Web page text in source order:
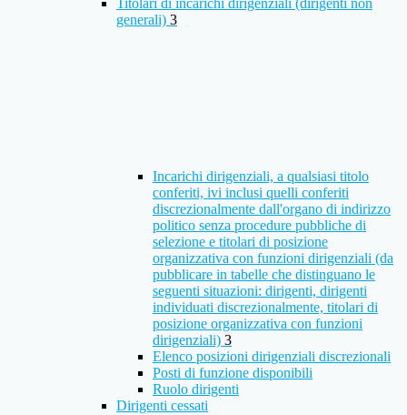
Titolari di incarichi dirigenziali (dirigenti non
generali) 3
Incarichi dirigenziali, a qualsiasi titolo
conferiti, ivi inclusi quelli conferiti
discrezionalmente dall'organo di indirizzo
politico senza procedure pubbliche di
selezione e titolari di posizione
organizzativa con funzioni dirigenziali (da
pubblicare in tabelle che distinguano le
seguenti situazioni: dirigenti, dirigenti
individuati discrezionalmente, titolari di
posizione organizzativa con funzioni
dirigenziali) 3
Elenco posizioni dirigenziali discrezionali
Posti di funzione disponibili
Ruolo dirigenti
Dirigenti cessati